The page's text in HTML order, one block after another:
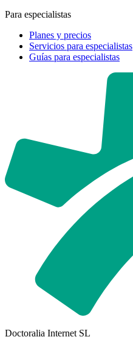
Para especialistas
Planes y precios
Servicios para especialistas
Guías para especialistas
Doctoralia Internet SL